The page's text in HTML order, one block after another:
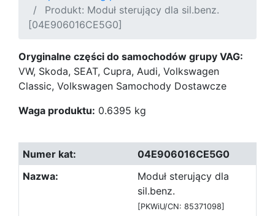
Produkt: Moduł sterujący dla sil.benz.
[04E906016CE5G0]
Oryginalne części do samochodów grupy VAG:
VW, Skoda, SEAT, Cupra, Audi, Volkswagen
Classic, Volkswagen Samochody Dostawcze
Waga produktu: 0.6395 kg
04E906016CE5G0
Moduł sterujący dla
sil.benz.
[PKWiU/CN: 85371098]